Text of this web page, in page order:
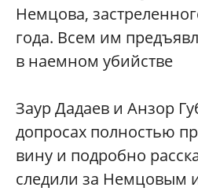
Немцова,
года. Всем им
в наемном убийстве
Заур Дадаев и Анзор
допросах полностью
вину и подробно
следили за Немцовым